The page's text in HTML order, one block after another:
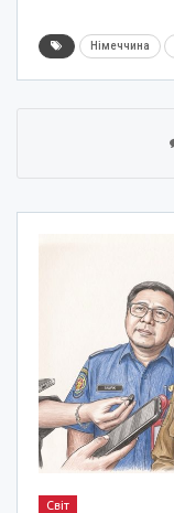
Німеччина
Світ